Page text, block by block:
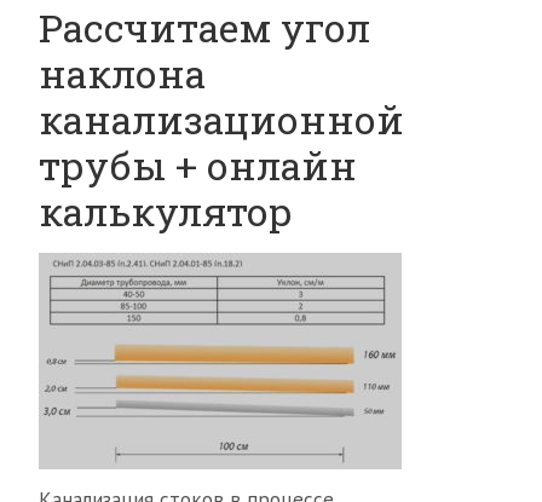
Рассчитаем угол
наклона
канализационной
трубы + онлайн
калькулятор